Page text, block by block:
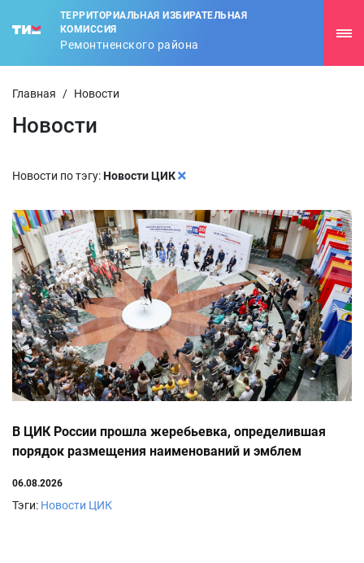
ТЕРРИТОРИАЛЬНАЯ ИЗБИРАТЕЛЬНАЯ
КОМИССИЯ
Ремонтненского района
Главная / Новости
Новости
Новости по тэгу:Новости ЦИК
В ЦИК России прошла жеребьевка, определившая
порядок размещения наименований и эмблем
06.08.2026
Тэги: Новости ЦИК